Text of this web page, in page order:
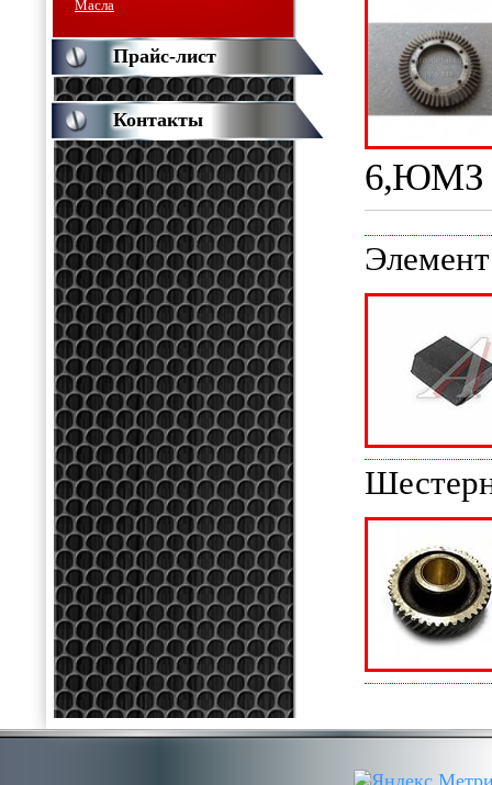
6,ЮМЗ
Масла
Прайс-лист
Контакты